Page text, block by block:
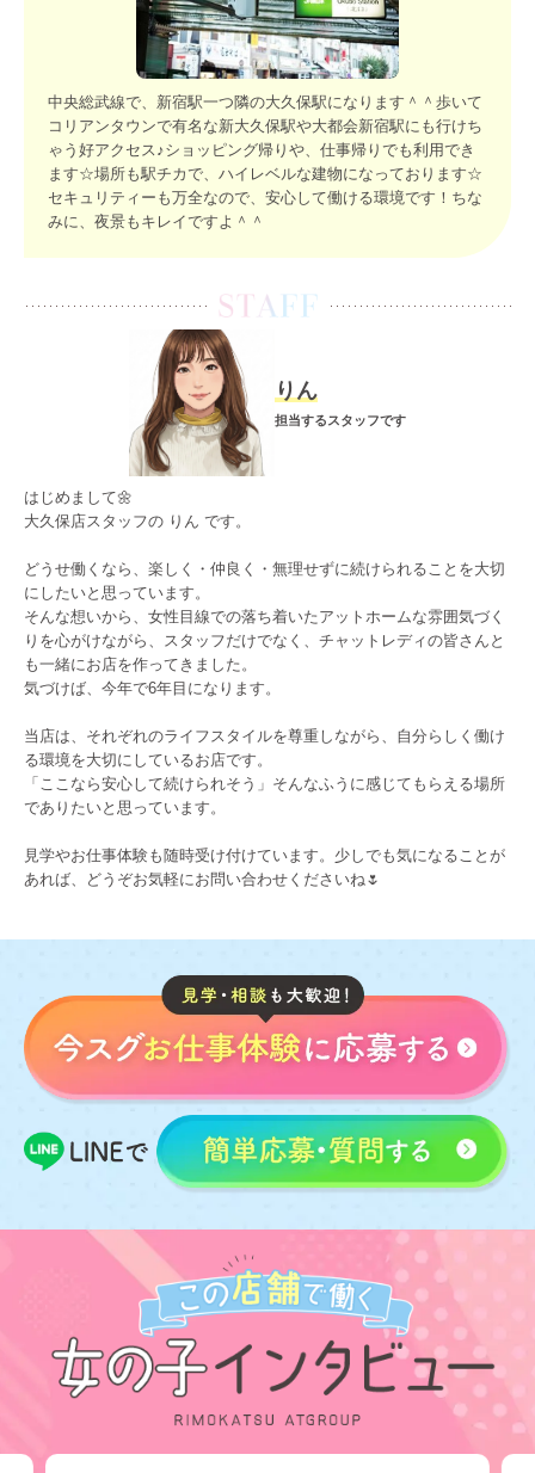
中央総武線で、新宿駅一つ隣の大久保駅になります＾＾歩いて
コリアンタウンで有名な新大久保駅や大都会新宿駅にも行けち
ゃう好アクセス♪ショッピング帰りや、仕事帰りでも利用でき
ます☆場所も駅チカで、ハイレベルな建物になっております☆
セキュリティーも万全なので、安心して働ける環境です！ちな
みに、夜景もキレイですよ＾＾
りん
担当するスタッフです
はじめまして🌼
大久保店スタッフの りん です。
どうせ働くなら、楽しく・仲良く・無理せずに続けられることを大切
にしたいと思っています。
そんな想いから、女性目線での落ち着いたアットホームな雰囲気づく
りを心がけながら、スタッフだけでなく、チャットレディの皆さんと
も一緒にお店を作ってきました。
気づけば、今年で6年目になります。
当店は、それぞれのライフスタイルを尊重しながら、自分らしく働け
る環境を大切にしているお店です。
「ここなら安心して続けられそう」そんなふうに感じてもらえる場所
でありたいと思っています。
見学やお仕事体験も随時受け付けています。少しでも気になることが
あれば、どうぞお気軽にお問い合わせくださいね🌷